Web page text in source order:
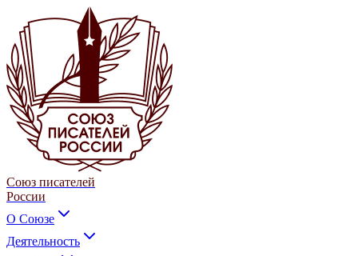
Союз писателей
России
О Союзе
Деятельность